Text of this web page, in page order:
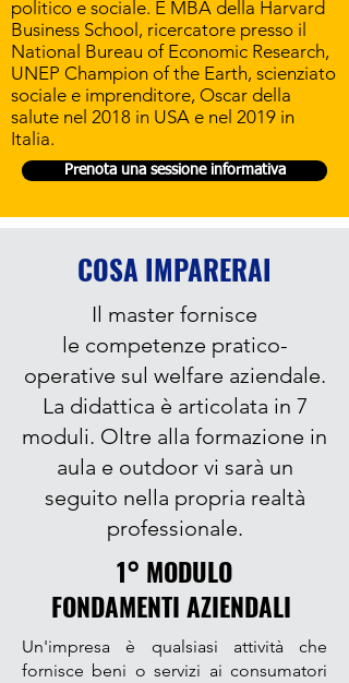
politico e sociale. È MBA della Harvard
Business School, ricercatore presso il
National Bureau of Economic Research,
UNEP Champion of the Earth, scienziato
sociale e imprenditore, Oscar della
salute nel 2018 in USA e nel 2019 in
Italia.
Prenota una sessione informativa
COSA IMPARERAI
Il master fornisce
le competenze pratico-
operative sul welfare aziendale.
La didattica è articolata in 7
moduli. Oltre alla formazione in
aula e outdoor vi sarà un
seguito nella propria realtà
professionale.
1° MODULO
FONDAMENTI AZIENDALI
Un'impresa è qualsiasi attività che
fornisce beni o servizi ai consumatori